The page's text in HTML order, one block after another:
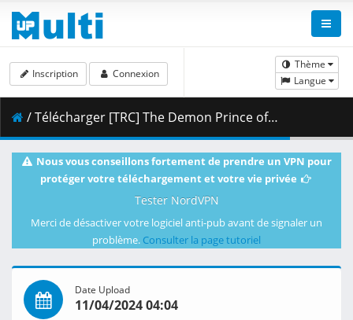
Thème
Langue
Inscription Connexion
/ Télécharger [TRC] The Demon Prince of Momochi House - S01E08 [English Dub] [CR WEB-RIP 1080p HEVC-10 AAC] [1668C1CA].mkv.002 ( 280.40 MB )
Nous vous conseillons fortement de prendre un VPN pour
protéger votre téléchargement et votre vie privée
Tester NordVPN
Merci de désactiver votre logiciel anti-pub avant de signaler un
problème. Consulter la page tutoriel
Date Upload
11/04/2024 04:04